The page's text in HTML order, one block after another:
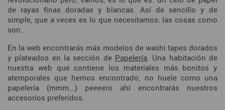
de rayas finas doradas y blancas. Así de sencillo y de
simple, que a veces es lo que necesitamos: las cosas como
son.
En la web encontrarás más modelos de washi tapes dorados
y plateados en la sección de Papelería. Una habitación de
nuestra web que contiene los materiales más bonitos y
atemporales que hemos encontrado, no huele como una
papelería (mmm...) peeeero ahí encontrarás nuestros
accesorios preferidos.